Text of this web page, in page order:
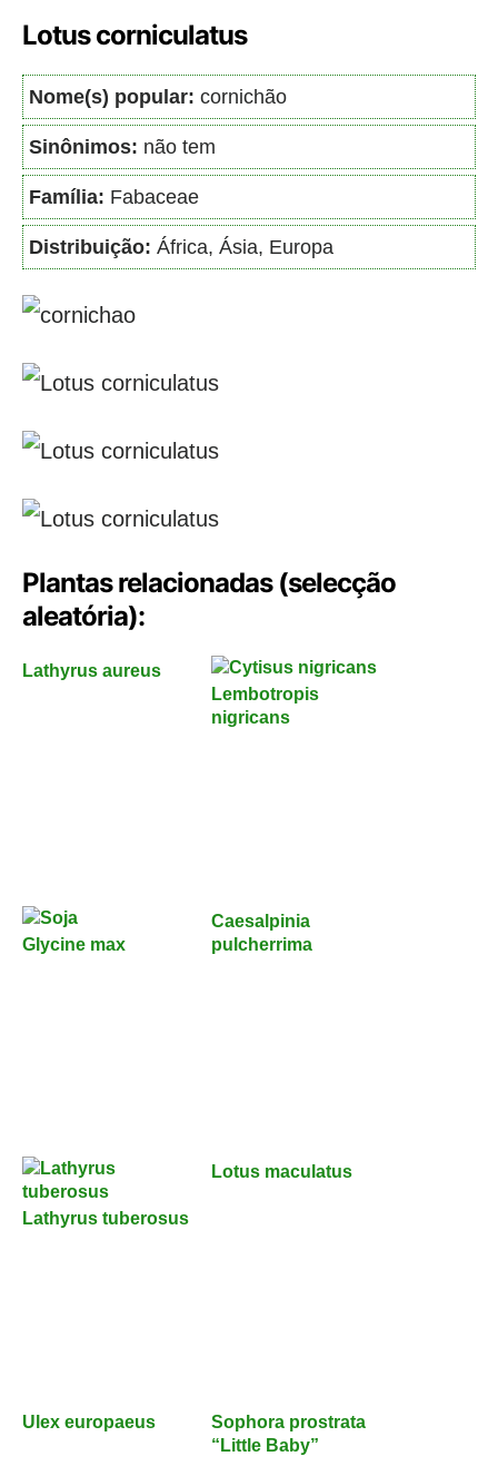
Lotus corniculatus
Nome(s) popular: cornichão
Sinônimos: não tem
Família: Fabaceae
Distribuição: África, Ásia, Europa
Plantas relacionadas (selecção
aleatória):
Lathyrus aureus
Lembotropis
nigricans
Glycine max
Caesalpinia
pulcherrima
Lathyrus tuberosus
Lotus maculatus
Ulex europaeus
Sophora prostrata
“Little Baby”